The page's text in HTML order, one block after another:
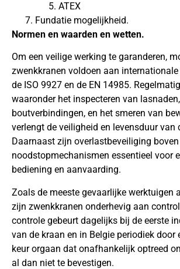
ATEX
Fundatie mogelijkheid.
Normen en waarden en wetten.
Om een veilige werking te garanderen,
zwenkkranen voldoen aan
de ISO 9927 en de EN 14985.
waaronder het inspecteren van lasnaden,
boutverbindingen, en het smeren van
verlengt de veiligheid en levensduur van
Daarnaast zijn overlastbeveiliging
noodstopmechanismen essentieel voor
bediening en aanvaarding.
Zoals de meeste gevaarlijke werktuigen
zijn zwenkkranen onderhevig aan
controle gebeurt dagelijks bij de eerste
van de kraan en in Belgie periodiek door
keur orgaan dat onafhankelijk optreed
al dan niet te bevestigen.